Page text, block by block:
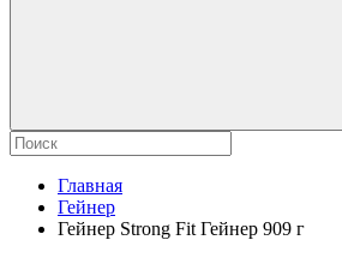
Главная
Гейнер
Гейнер Strong Fit Гейнер 909 г